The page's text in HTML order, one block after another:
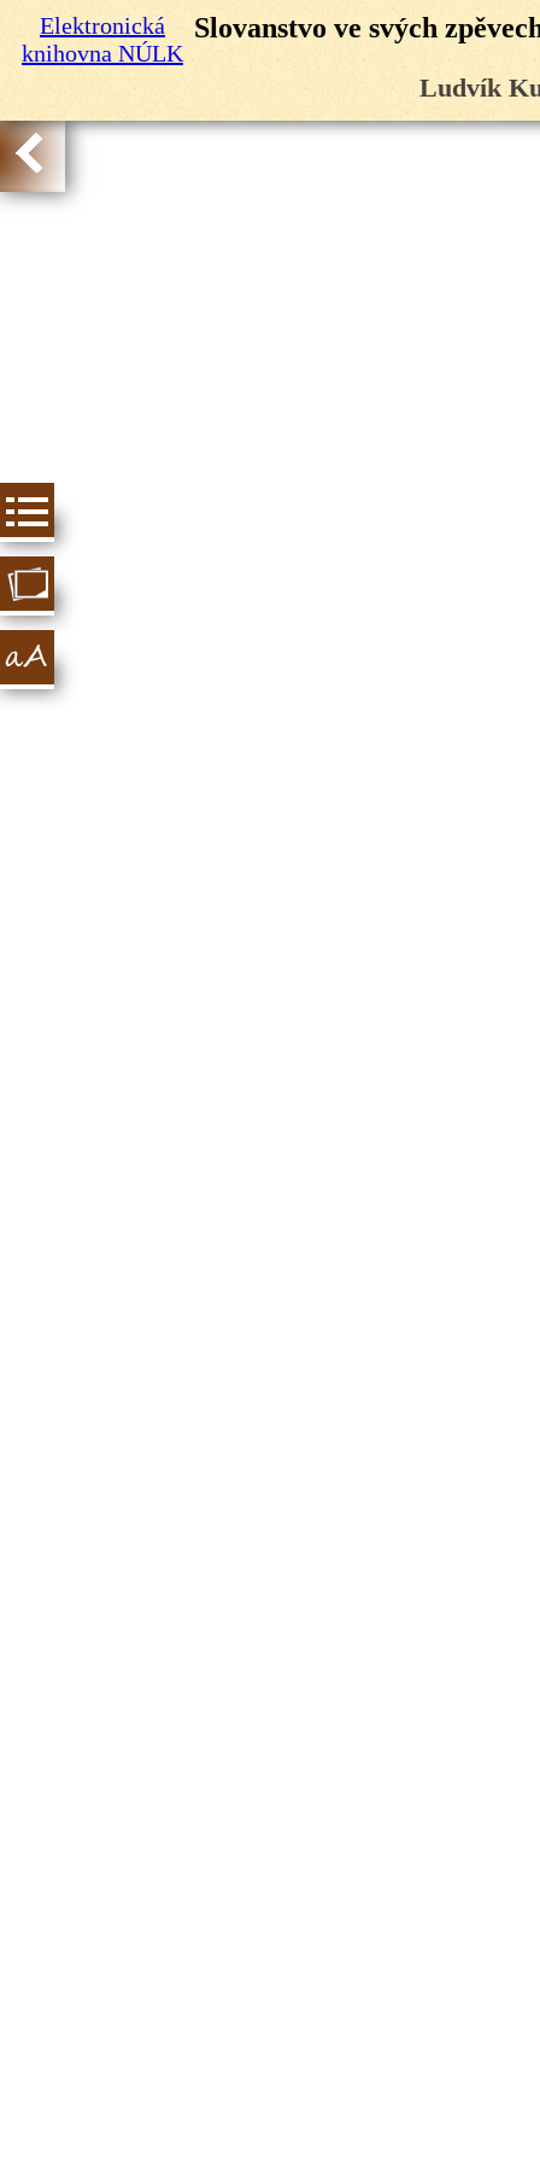
Elektronická
knihovna NÚLK
Slovanstvo ve svých
Ludvík